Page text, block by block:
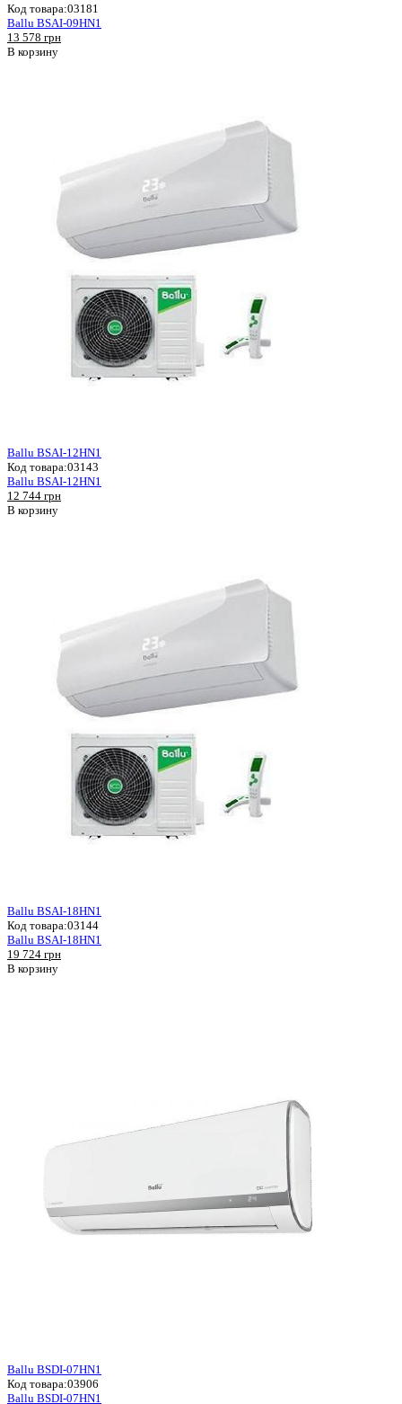
Код товара:03181
Ballu BSAI-09HN1
13 578 грн
В корзину
Ballu BSAI-12HN1
Код товара:03143
Ballu BSAI-12HN1
12 744 грн
В корзину
Ballu BSAI-18HN1
Код товара:03144
Ballu BSAI-18HN1
19 724 грн
В корзину
Ballu BSDI-07HN1
Код товара:03906
Ballu BSDI-07HN1